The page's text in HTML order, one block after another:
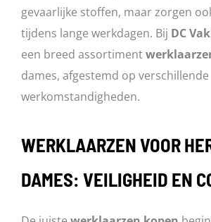
gevaarlijke stoffen, maar zorgen
tijdens lange werkdagen. Bij DC
een breed assortiment
dames, afgestemd op verschillende
werkomstandigheden.
WERKLAARZEN VOOR
DAMES: VEILIGHEID EN